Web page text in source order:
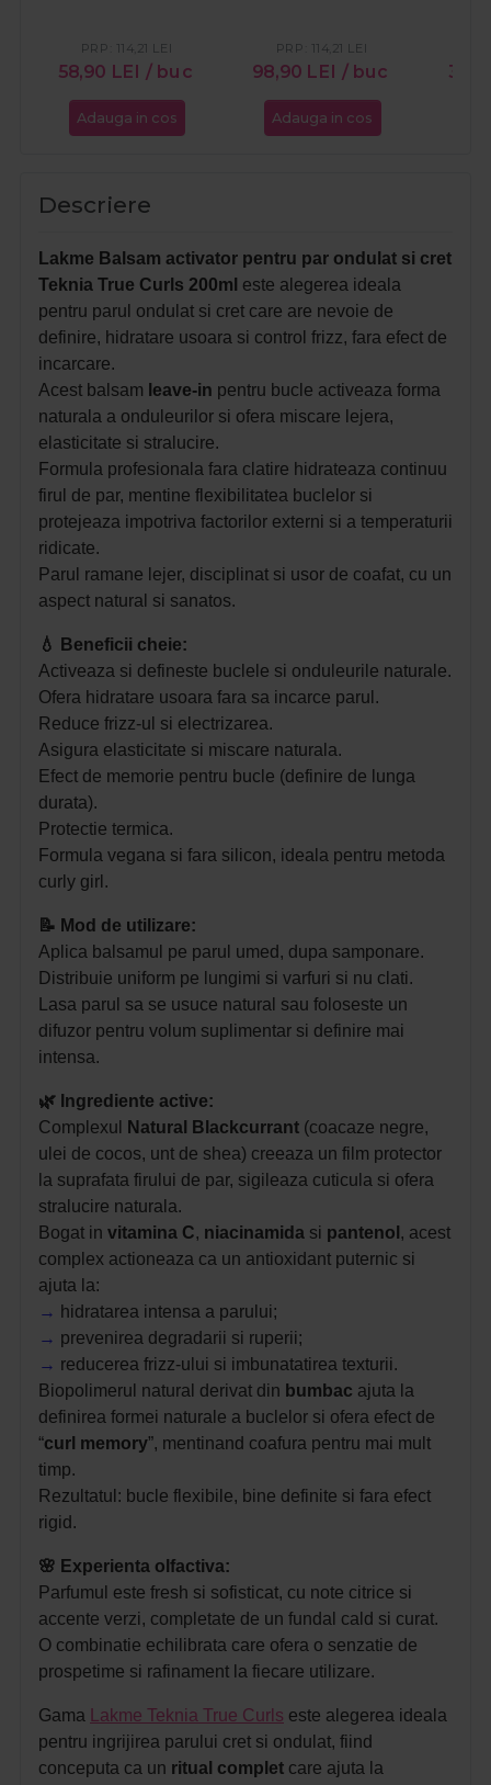
58,90 LEI / buc
PRP: 114,21 LEI
Adauga in cos
98,90 LEI / buc
PRP: 114,21 LEI
Adauga in cos
Descriere
Lakme Balsam activator pentru par ondulat si cret
Teknia True Curls 200ml este alegerea ideala
pentru parul ondulat si cret care are nevoie de
definire, hidratare usoara si control frizz, fara efect de
incarcare.
Acest balsam leave-in pentru bucle activeaza forma
naturala a onduleurilor si ofera miscare lejera,
elasticitate si stralucire.
Formula profesionala fara clatire hidrateaza continuu
firul de par, mentine flexibilitatea buclelor si
protejeaza impotriva factorilor externi si a temperaturii
ridicate.
Parul ramane lejer, disciplinat si usor de coafat, cu un
aspect natural si sanatos.
💧
Beneficii cheie:
Activeaza si defineste buclele si onduleurile naturale.
Ofera hidratare usoara fara sa incarce parul.
Reduce frizz-ul si electrizarea.
Asigura elasticitate si miscare naturala.
Efect de memorie pentru bucle (definire de lunga
durata).
Protectie termica.
Formula vegana si fara silicon, ideala pentru metoda
curly girl.
📝 Mod de utilizare:
Aplica balsamul pe parul umed, dupa samponare.
Distribuie uniform pe lungimi si varfuri si nu clati.
Lasa parul sa se usuce natural sau foloseste un
difuzor pentru volum suplimentar si definire mai
intensa.
🌿 Ingrediente active:
Complexul
Natural Blackcurrant (coacaze negre,
ulei de cocos, unt de shea) creeaza un film protector
la suprafata firului de par, sigileaza cuticula si ofera
stralucire naturala.
Bogat in vitamina C, niacinamida si pantenol , acest
complex actioneaza ca un antioxidant puternic si
ajuta la:
→ hidratarea intensa a parului;
→ prevenirea degradarii si ruperii;
→ reducerea frizz-ului si imbunatatirea texturii.
Biopolimerul natural derivat din bumbac ajuta la
definirea formei naturale a buclelor si ofera efect de
“curl memory”, mentinand coafura pentru mai mult
timp.
Rezultatul: bucle flexibile, bine definite si fara efect
rigid.
🌸 Experienta olfactiva:
Parfumul este fresh si sofisticat, cu note citrice si
accente verzi, completate de un fundal cald si curat.
O combinatie echilibrata care ofera o senzatie de
prospetime si rafinament la fiecare utilizare.
Gama Lakme Teknia True Curls este alegerea ideala
pentru ingrijirea parului cret si ondulat, fiind
conceputa ca un ritual complet care ajuta la